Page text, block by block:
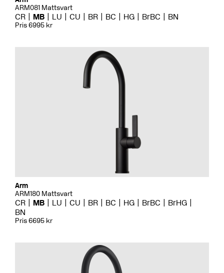
ARM081 Mattsvart
CR MB LU CU BR BC HG BrBC BN
Pris 6995 kr
Arm
ARM180 Mattsvart
CR MB LU CU BR BC HG BrBC
BrHG
BN
Pris 6695 kr